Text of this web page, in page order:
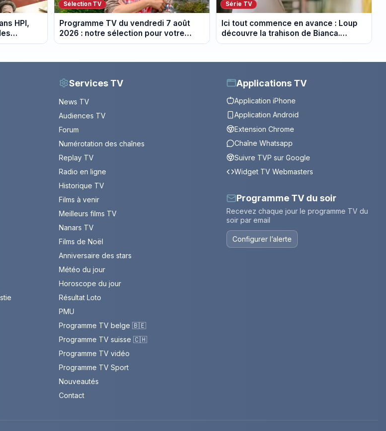
HPI,
Sélection TV
Programme TV du vendredi 7 août
2026 : notre sélection pour votre
soirée télé
Série TV
Ici tout commence en avance : Loup
découvre la trahison de Bianca.
Episode du 10 août 2026 (spoiler)
Services TV
News TV
Audiences TV
Forum
Numérotation des chaînes
Replay TV
Radio en ligne
Historique TV
Films à venir
Meilleurs films TV
Nanars TV
Films de Noël
Anniversaire des stars
Météo du jour
Horoscope du jour
Résultat Loto
PMU
Programme TV belge 🇧🇪
Programme TV suisse 🇨🇭
Programme TV vidéo
Programme TV Sport
Nouveautés
Contact
Applications TV
Application iPhone
Application Android
Extension Chrome
Chaîne Whatsapp
Suivre TVP sur Google
Widget TV Webmasters
Programme TV du soir
Recevez chaque jour le programme TV du
soir par email
Configurer l’alerte